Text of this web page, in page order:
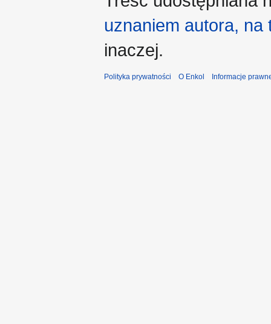
uznaniem autora,
inaczej.
Polityka prywatności O Enkol Informacje